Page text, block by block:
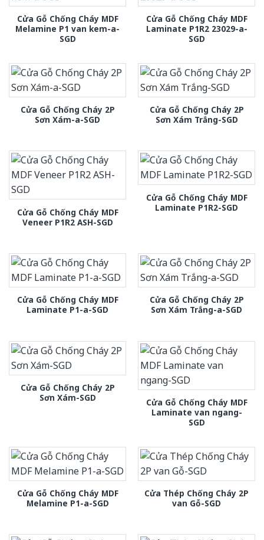
Cửa Gỗ Chống Cháy MDF
Melamine P1 van kem-a-
SGD
Cửa Gỗ Chống Cháy MDF
Laminate P1R2 23029-a-
SGD
Cửa Gỗ Chống Cháy 2P
Sơn Xám-a-SGD
Cửa Gỗ Chống Cháy 2P
Sơn Xám Trắng-SGD
Cửa Gỗ Chống Cháy MDF
Veneer P1R2 ASH-SGD
Cửa Gỗ Chống Cháy MDF
Laminate P1R2-SGD
Cửa Gỗ Chống Cháy MDF
Laminate P1-a-SGD
Cửa Gỗ Chống Cháy 2P
Sơn Xám Trắng-a-SGD
Cửa Gỗ Chống Cháy 2P
Sơn Xám-SGD
Cửa Gỗ Chống Cháy MDF
Laminate van ngang-
SGD
Cửa Gỗ Chống Cháy MDF
Melamine P1-a-SGD
Cửa Thép Chống Cháy 2P
van Gỗ-SGD